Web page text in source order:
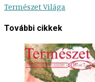
Természet Világa
További cikkek